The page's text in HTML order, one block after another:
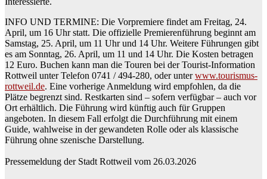
INFO UND TERMINE: Die Vorpremiere findet am Freitag, 24.
April, um 16 Uhr statt. Die offizielle Premierenführung beginnt am
Samstag, 25. April, um 11 Uhr und 14 Uhr. Weitere Führungen gibt
es am Sonntag, 26. April, um 11 und 14 Uhr. Die Kosten betragen
12 Euro. Buchen kann man die Touren bei der Tourist-Information
Rottweil unter Telefon 0741 / 494-280, oder unterwww.tourismus-
rottweil.de. Eine vorherige Anmeldung wird empfohlen, da die
Plätze begrenzt sind. Restkarten sind – sofern verfügbar – auch vor
Ort erhältlich. Die Führung wird künftig auch für Gruppen
angeboten. In diesem Fall erfolgt die Durchführung mit einem
Guide, wahlweise in der gewandeten Rolle oder als klassische
Führung ohne szenische Darstellung.
Pressemeldung der Stadt Rottweil vom 26.03.2026